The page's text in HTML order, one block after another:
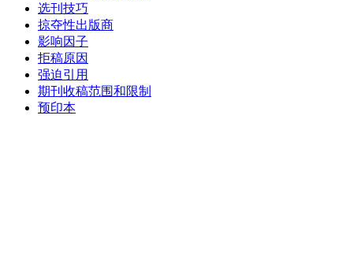
选刊技巧
掠夺性出版商
影响因子
拒稿原因
强迫引用
期刊收稿范围和限制
预印本